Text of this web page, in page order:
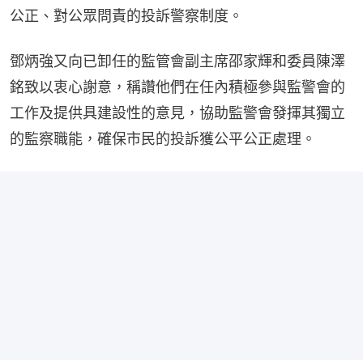
公正、對公眾問責的投訴警察制度。
鄧炳強又向已卸任的監管會副主席邵家輝和委員陳澤
銘致以衷心謝意，稱讚他們在任內積極參與監警會的
工作及提供具建設性的意見，協助監警會發揮其獨立
的監察職能，確保市民的投訴獲公平公正處理。